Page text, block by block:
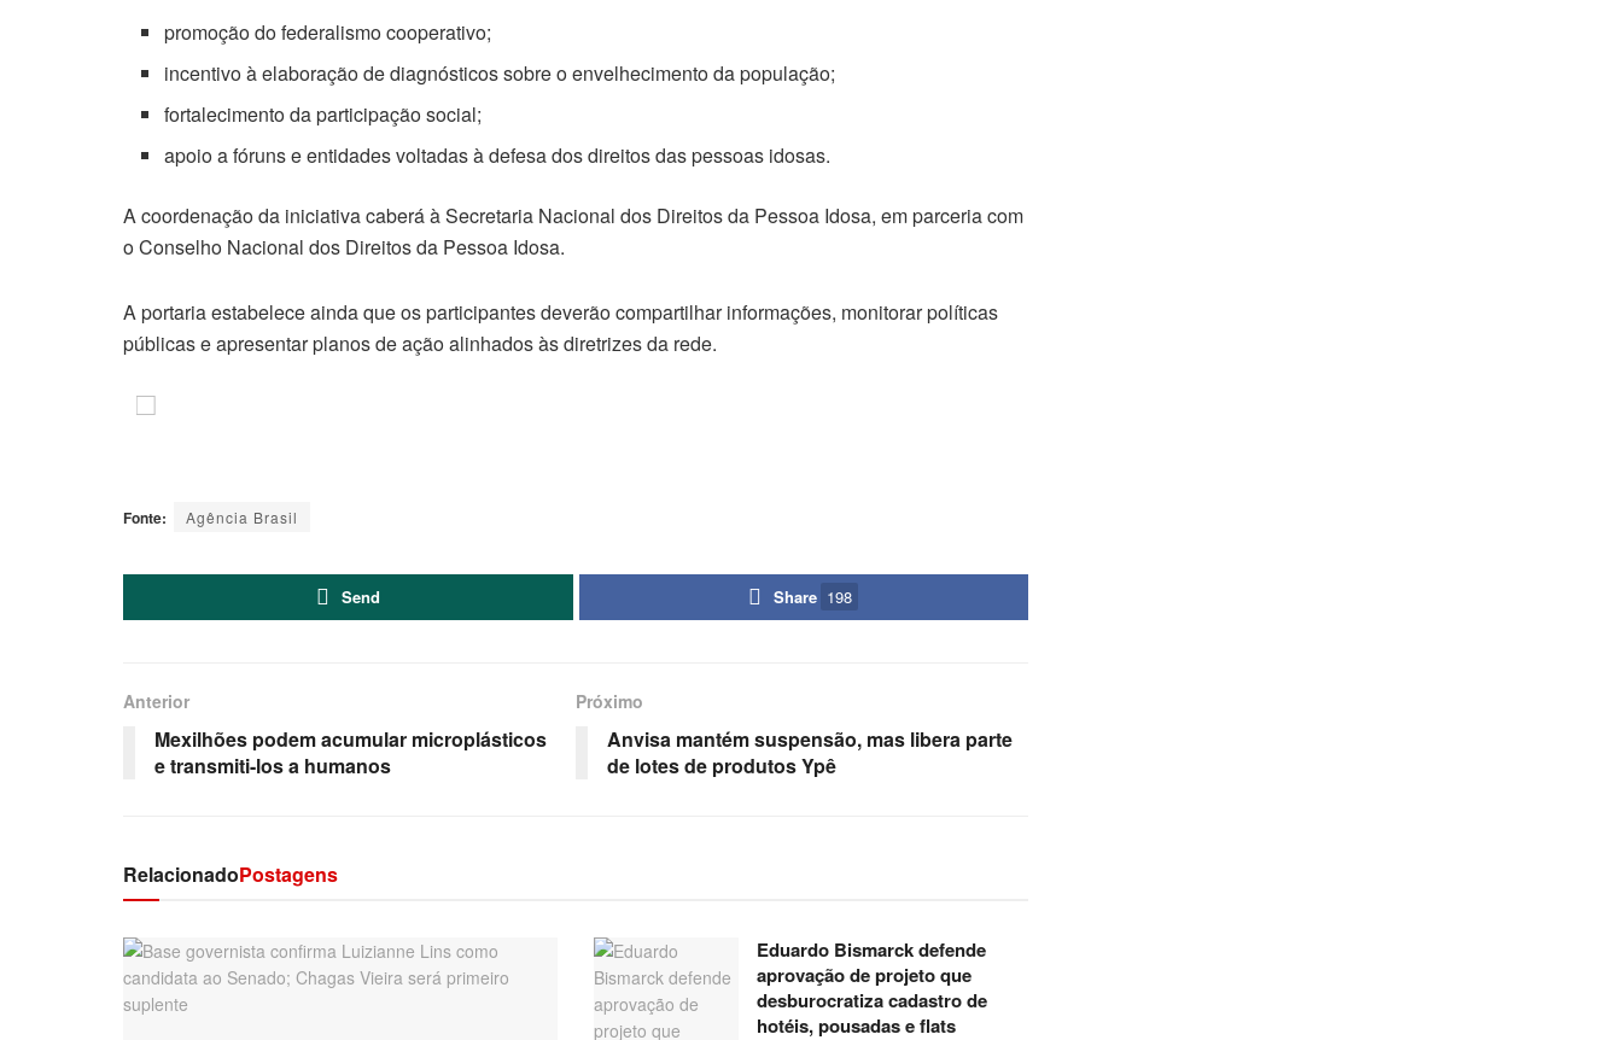
promoção do federalismo cooperativo;
incentivo à elaboração de diagnósticos sobre o envelhecimento da população;
fortalecimento da participação social;
apoio a fóruns e entidades voltadas à defesa dos direitos das pessoas idosas.
A coordenação da iniciativa caberá à Secretaria Nacional dos Direitos da Pessoa Idosa, em parceria com
o Conselho Nacional dos Direitos da Pessoa Idosa.
A portaria estabelece ainda que os participantes deverão compartilhar informações, monitorar políticas
públicas e apresentar planos de ação alinhados às diretrizes da rede.
Fonte: Agência Brasil
Send Share 198
Anterior
Mexilhões podem acumular microplásticos
e transmiti-los a humanos
Próximo
Anvisa mantém suspensão, mas libera parte
de lotes de produtos Ypê
RelacionadoPostagens
Eduardo Bismarck defende
aprovação de projeto que
desburocratiza cadastro de
hotéis, pousadas e flats